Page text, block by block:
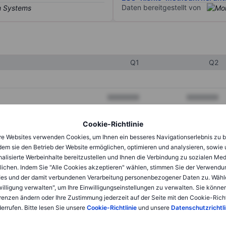
Cookie-Richtlinie
Websites verwenden Cookies, um Ihnen ein besseres Navigationserlebnis zu
sie den Betrieb der Website ermöglichen, optimieren und analysieren, sowie
Werbeinhalte bereitzustellen und Ihnen die Verbindung zu sozialen
Indem Sie "Alle Cookies akzeptieren" wählen, stimmen Sie der
und der damit verbundenen Verarbeitung personenbezogener Daten zu.
verwalten", um Ihre Einwilligungseinstellungen zu verwalten. Sie
ändern oder Ihre Zustimmung jederzeit auf der Seite mit den Cookie-
Bitte lesen Sie unsere Cookie-Richtlinieund unsere
Daten bereitgestellt von
Q1 Q2
XXXXXXX XXXXXXX
XXXXXXX XXXXXXX
XXXXXXX XXXXXXX